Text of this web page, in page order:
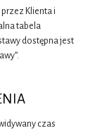
Klienta i
tabela
dostępna jest
czas